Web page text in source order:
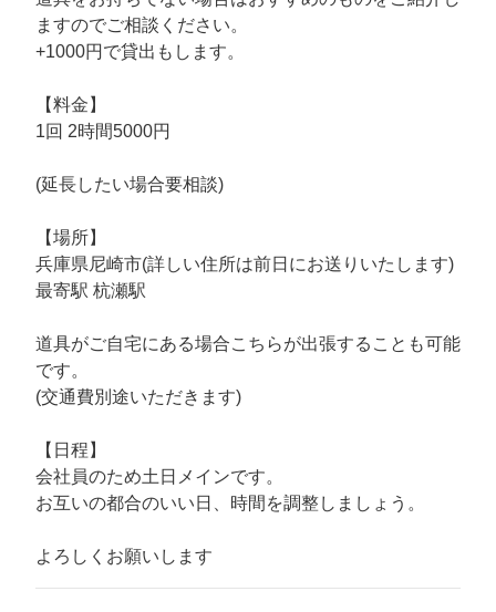
ますのでご相談ください。
+1000円で貸出もします。
【料金】
1回 2時間5000円
(延長したい場合要相談)
【場所】
兵庫県尼崎市(詳しい住所は前日にお送りいたします)
最寄駅 杭瀬駅
道具がご自宅にある場合こちらが出張することも可能
です。
(交通費別途いただきます)
【日程】
会社員のため土日メインです。
お互いの都合のいい日、時間を調整しましょう。
よろしくお願いします